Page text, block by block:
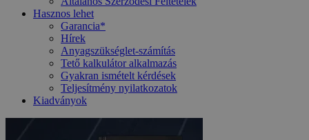
Hasznos lehet
Garancia*
Hírek
Anyagszükséglet-számítás
Tető kalkulátor alkalmazás
Gyakran ismételt kérdések
Teljesítmény nyilatkozatok
Kiadványok